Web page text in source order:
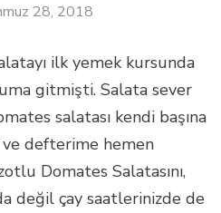
28, 2018
ilk yemek kursunda
gitmişti. Salata sever
salatası kendi başına
defterime hemen
Domates Salatasını,
değil çay saatlerinizde de